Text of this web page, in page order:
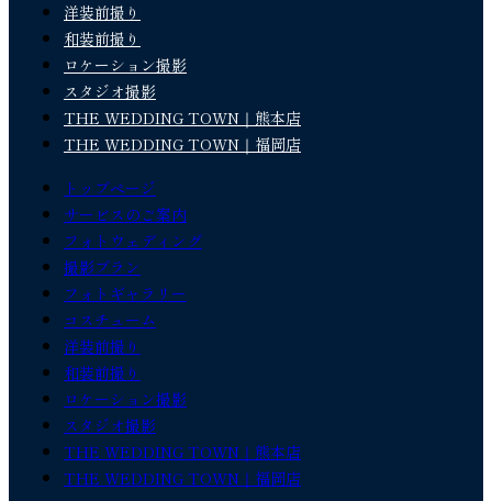
洋装前撮り
和装前撮り
ロケーション撮影
スタジオ撮影
THE WEDDING TOWN｜熊本店
THE WEDDING TOWN｜福岡店
トップページ
サービスのご案内
フォトウェディング
撮影プラン
フォトギャラリー
コスチューム
洋装前撮り
和装前撮り
ロケーション撮影
スタジオ撮影
THE WEDDING TOWN｜熊本店
THE WEDDING TOWN｜福岡店